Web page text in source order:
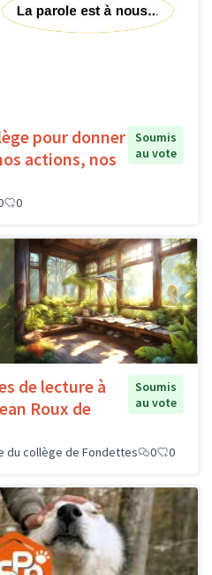
pour donner
actions, nos
Soumis
au vote
0
de lecture à
Roux de
Soumis
au vote
du collège de Fondettes 0 0